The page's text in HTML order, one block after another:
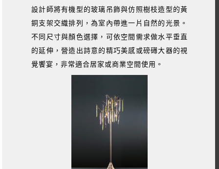
設計師將有機型的玻璃吊飾與仿照樹枝造型的黃
銅支架交織排列，為室內帶進一片自然的光景。
不同尺寸與顏色選擇，可依空間需求做水平垂直
的延伸，營造出詩意的精巧美感或磅礡大器的視
覺饗宴，非常適合居家或商業空間使用。